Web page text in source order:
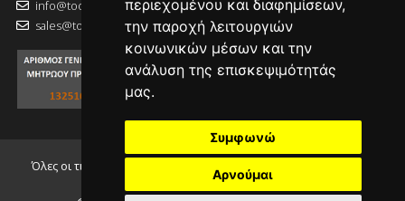
info@tool-market.gr
sales@tool-market.gr
Όλες οι τιμές που αναγράφονται συμπεριλαμβάνουν τον Φ.Π.Α.
24.00%
περιεχομένου και διαφημίσεων,
την παροχή λειτουργιών
κοινωνικών μέσων και την
ανάλυση της επισκεψιμότητάς
μας.
Συμφωνώ
Αρνούμαι